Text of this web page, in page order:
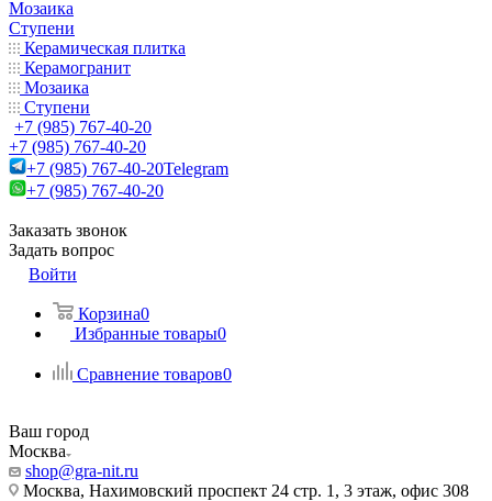
Мозаика
Ступени
Керамическая плитка
Керамогранит
Мозаика
Ступени
+7 (985) 767-40-20
+7 (985) 767-40-20
+7 (985) 767-40-20Telegram
+7 (985) 767-40-20
Заказать звонок
Задать вопрос
Войти
Корзина0
Избранные товары0
Сравнение товаров0
Ваш город
Москва
shop@gra-nit.ru
Москва, Нахимовский проспект 24 стр. 1, 3 этаж, офис 308